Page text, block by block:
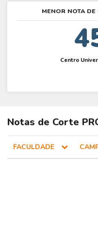
MENOR NOTA
Centro
Notas de Corte
FACULDADE